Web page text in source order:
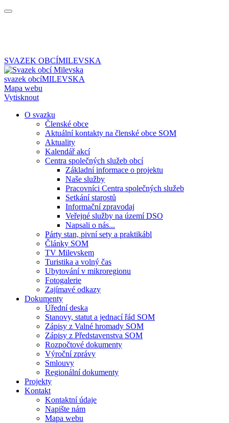
SVAZEK OBCÍMILEVSKA
svazek obcíMILEVSKA
Mapa webu
Vytisknout
O svazku
Členské obce
Aktuální kontakty na členské obce SOM
Aktuality
Kalendář akcí
Centra společných služeb obcí
Základní informace o projektu
Naše služby
Pracovníci Centra společných služeb
Setkání starostů
Informační zpravodaj
Veřejné služby na území DSO
Napsali o nás...
Párty stan, pivní sety a praktikábl
Články SOM
TV Milevskem
Turistika a volný čas
Ubytování v mikroregionu
Fotogalerie
Zajímavé odkazy
Dokumenty
Úřední deska
Stanovy, statut a jednací řád SOM
Zápisy z Valné hromady SOM
Zápisy z Představenstva SOM
Rozpočtové dokumenty
Výroční zprávy
Smlouvy
Regionální dokumenty
Projekty
Kontakt
Kontaktní údaje
Napište nám
Mapa webu